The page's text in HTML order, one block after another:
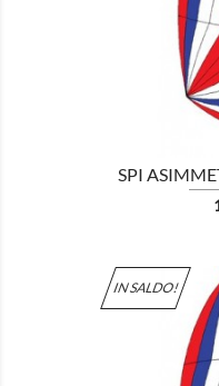
SPI

IN SALDO!